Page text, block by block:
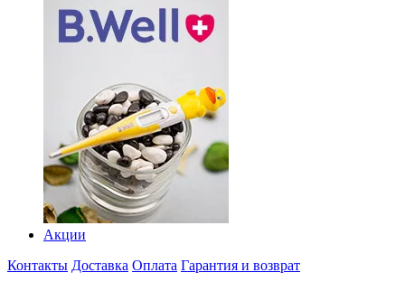
Акции
Контакты Доставка Оплата Гарантия и возврат